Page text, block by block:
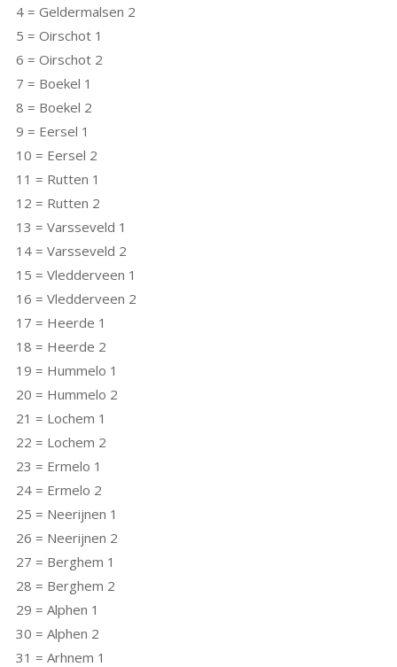
4 = Geldermalsen 2
5 = Oirschot 1
6 = Oirschot 2
7 = Boekel 1
8 = Boekel 2
9 = Eersel 1
10 = Eersel 2
11 = Rutten 1
12 = Rutten 2
13 = Varsseveld 1
14 = Varsseveld 2
15 = Vledderveen 1
16 = Vledderveen 2
17 = Heerde 1
18 = Heerde 2
19 = Hummelo 1
20 = Hummelo 2
21 = Lochem 1
22 = Lochem 2
23 = Ermelo 1
24 = Ermelo 2
25 = Neerijnen 1
26 = Neerijnen 2
27 = Berghem 1
28 = Berghem 2
29 = Alphen 1
30 = Alphen 2
31 = Arhnem 1